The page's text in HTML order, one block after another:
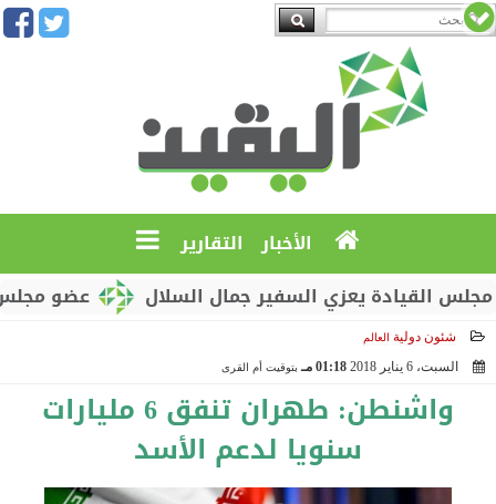
الأخبار التقارير
عضو مجلس
يعزي السفير جمال السلال
شئون دولية العالم
السبت، 6 يناير 2018 01:18 مـ بتوقيت أم القرى
واشنطن: طهران تنفق 6 مليارات
سنويا لدعم الأسد